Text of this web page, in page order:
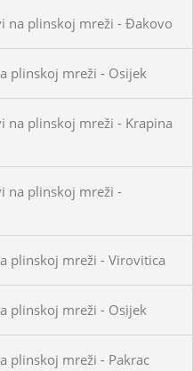
na plinskoj mreži - Đakovo
plinskoj mreži - Osijek
na plinskoj mreži - Krapina
na plinskoj mreži -
plinskoj mreži - Virovitica
plinskoj mreži - Osijek
plinskoj mreži - Pakrac